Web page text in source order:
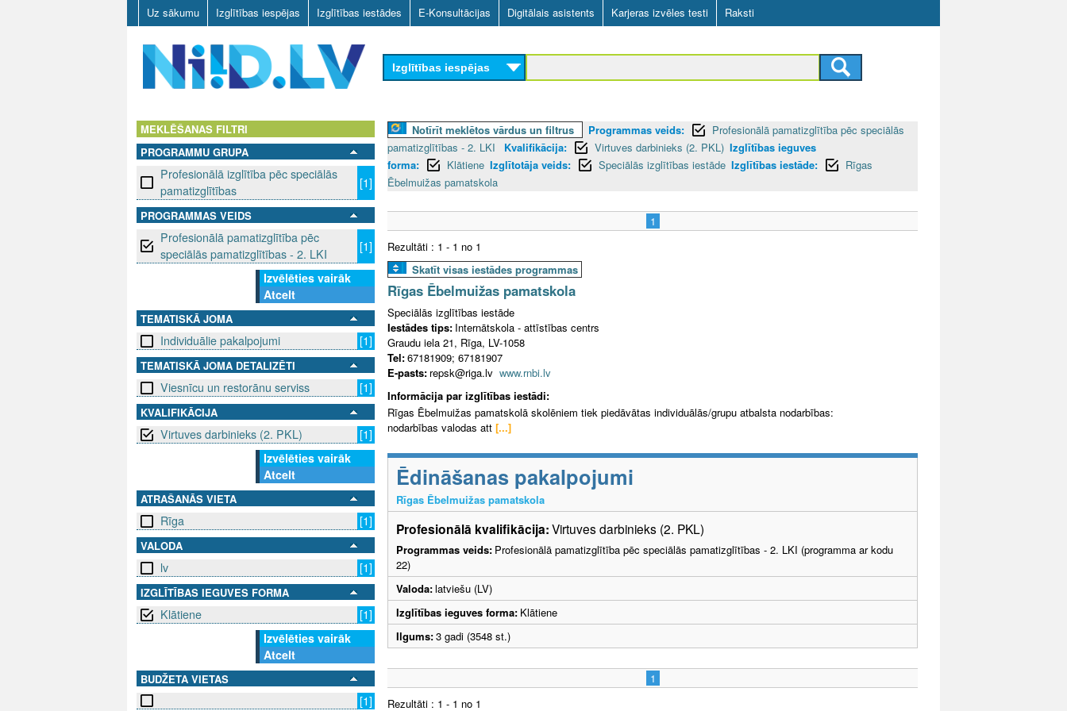
Skip
to
main
content
Uz sākumu Izglītības iespējas Izglītības iestādes E-Konsultācijas Digitālais asistents Karjeras izvēles testi Raksti
D
L
Izglītības iespējas
MEKLĒŠANAS FILTRI
PROGRAMMU GRUPA
Profesionālā izglītība pēc speciālās
pamatizglītības
[1]
PROGRAMMAS VEIDS
Profesionālā pamatizglītība pēc
speciālās pamatizglītības - 2. LKI
[1]
Izvēlēties vairāk
Atcelt
TEMATISKĀ JOMA
Individuālie pakalpojumi [1]
TEMATISKĀ JOMA DETALIZĒTI
Viesnīcu un restorānu serviss [1]
KVALIFIKĀCIJA
Virtuves darbinieks (2. PKL)
[1]
Izvēlēties vairāk
Atcelt
ATRAŠANĀS VIETA
Rīga [1]
VALODA
lv [1]
IZGLĪTĪBAS IEGUVES FORMA
Klātiene
[1]
Izvēlēties vairāk
Atcelt
BUDŽETA VIETAS
[1]
Notīrīt meklētos vārdus un filtrus Programmas veids:
Profesionālā pamatizglītība pēc speciālās
pamatizglītības - 2. LKI
Kvalifikācija: Virtuves darbinieks (2. PKL) Izglītības ieguves
forma:
Klātiene Izglītotāja veids: Speciālās izglītības iestāde Izglītības iestāde:
Rīgas
Ēbelmuižas pamatskola
1
Rezultāti : 1 - 1 no 1
Skatīt visas iestādes programmas
Rīgas Ēbelmuižas pamatskola
Speciālās izglītības iestāde
Iestādes tips: Internātskola - attīstības centrs
Graudu iela 21, Rīga, LV-1058
Tel:67181909; 67181907
E-pasts: repsk@riga.lv www.rnbi.lv
Informācija par izglītības iestādi:
Rīgas Ēbelmuižas pamatskolā skolēniem tiek piedāvātas individuālās/grupu atbalsta nodarbības:
nodarbības valodas att [...]
Ēdināšanas pakalpojumi
Rīgas Ēbelmuižas pamatskola
Profesionālā kvalifikācija:Virtuves darbinieks (2. PKL)
Programmas veids: Profesionālā pamatizglītība pēc speciālās pamatizglītības - 2. LKI (programma ar kodu
22)
Valoda:latviešu (LV)
Izglītības ieguves forma: Klātiene
Ilgums:3 gadi (3548 st.)
1
Rezultāti : 1 - 1 no 1